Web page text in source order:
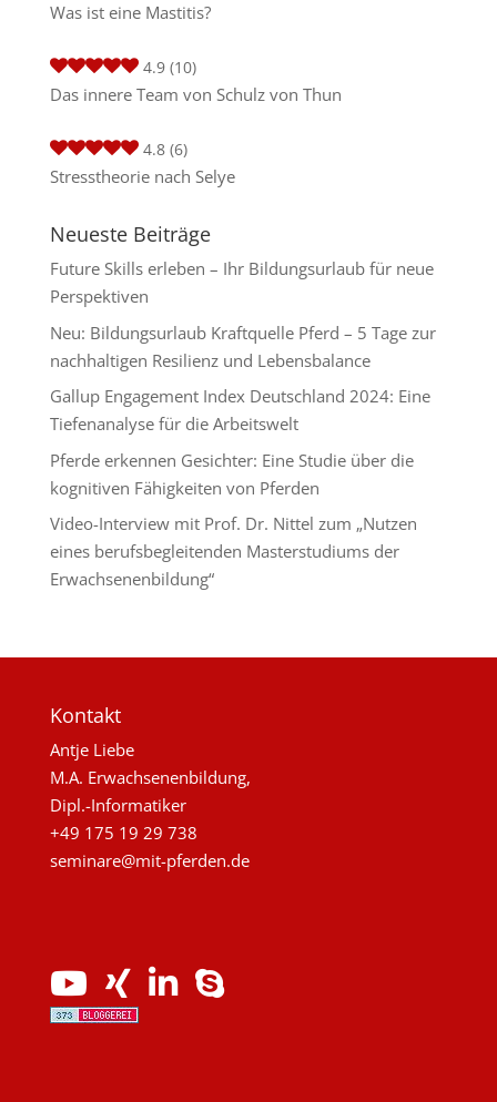
Was ist eine Mastitis?
4.9 (10)
Das innere Team von Schulz von Thun
4.8 (6)
Stresstheorie nach Selye
Neueste Beiträge
Future Skills erleben – Ihr Bildungsurlaub für neue
Perspektiven
Neu: Bildungsurlaub Kraftquelle Pferd – 5 Tage zur
nachhaltigen Resilienz und Lebensbalance
Gallup Engagement Index Deutschland 2024: Eine
Tiefenanalyse für die Arbeitswelt
Pferde erkennen Gesichter: Eine Studie über die
kognitiven Fähigkeiten von Pferden
Video-Interview mit Prof. Dr. Nittel zum „Nutzen
eines berufsbegleitenden Masterstudiums der
Erwachsenenbildung“
Kontakt
Antje Liebe
M.A. Erwachsenenbildung,
Dipl.-Informatiker
+49 175 19 29 738
seminare@mit-pferden.de